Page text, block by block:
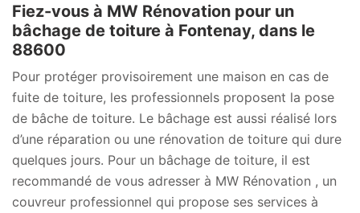
Fiez-vous à MW Rénovation pour un
bâchage de toiture à Fontenay, dans le
88600
Pour protéger provisoirement une maison en cas de
fuite de toiture, les professionnels proposent la pose
de bâche de toiture. Le bâchage est aussi réalisé lors
d’une réparation ou une rénovation de toiture qui dure
quelques jours. Pour un bâchage de toiture, il est
recommandé de vous adresser à MW Rénovation , un
couvreur professionnel qui propose ses services à